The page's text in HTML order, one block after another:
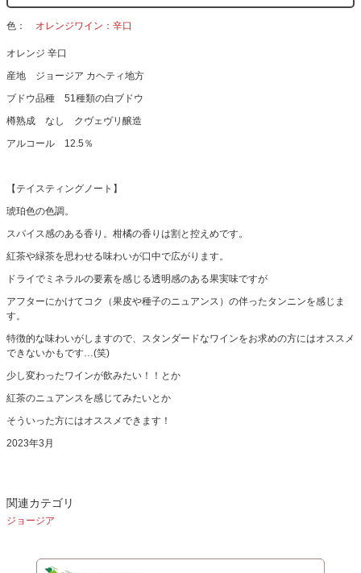
色 オレンジワイン：辛口
オレンジ 辛口
産地 ジョージア カヘティ地方
ブドウ品種 51種類の白ブドウ
樽熟成 なし クヴェヴリ醸造
アルコール 12.5％
【テイスティングノート】
琥珀色の色調。
スパイス感のある香り。柑橘の香りは割と控えめです。
紅茶や緑茶を思わせる味わいが口中で広がります。
ドライでミネラルの要素を感じる透明感のある果実味ですが
アフターにかけてコク（果皮や種子のニュアンス）の伴ったタンニンを感じま
す。
特徴的な味わいがしますので、スタンダードなワインをお求めの方にはオススメ
できないかもです…(笑)
少し変わったワインが飲みたい！！とか
紅茶のニュアンスを感じてみたいとか
そういった方にはオススメできます！
2023年3月
関連カテゴリ
ジョージア